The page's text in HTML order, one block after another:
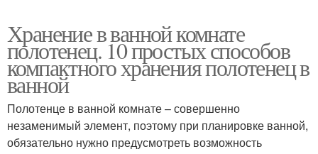
Хранение в ванной комнате
полотенец. 10 простых способов
компактного хранения полотенец в
ванной
Полотенце в ванной комнате – совершенно
незаменимый элемент, поэтому при планировке ванной,
обязательно нужно предусмотреть возможность